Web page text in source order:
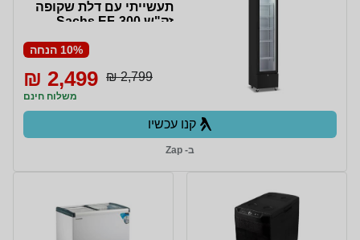
תעשייתי עם דלת שקופה
זק"ש Sachs EF-300
10% הנחה
2,799 ₪
2,499 ₪
משלוח חינם
קנו עכשיו
ב- Zap